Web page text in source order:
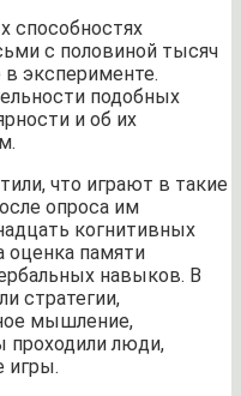
способностях
с половиной тысяч
в эксперименте.
подобных
и об их
что играют в такие
опроса им
когнитивных
оценка памяти
навыков. В
стратегии,
мышление,
проходили люди,
игры.